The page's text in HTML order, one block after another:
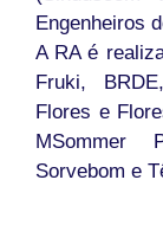
Engenheiros
A RA é
Fruki,
Flores e
MSommer
Sorvebom e